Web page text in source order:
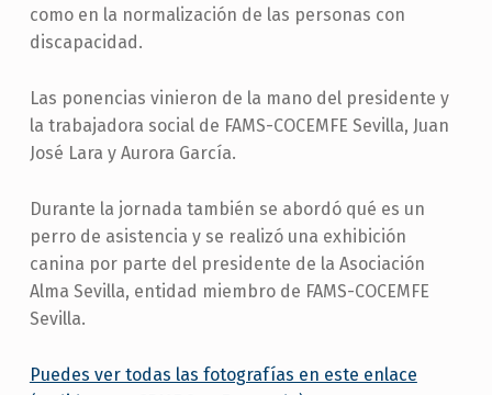
como en la normalización de las personas con
discapacidad.
Las ponencias vinieron de la mano del presidente y
la trabajadora social de FAMS-COCEMFE Sevilla, Juan
José Lara y Aurora García.
Durante la jornada también se abordó qué es un
perro de asistencia y se realizó una exhibición
canina por parte del presidente de la Asociación
Alma Sevilla, entidad miembro de FAMS-COCEMFE
Sevilla.
Puedes ver todas las fotografías en este enlace